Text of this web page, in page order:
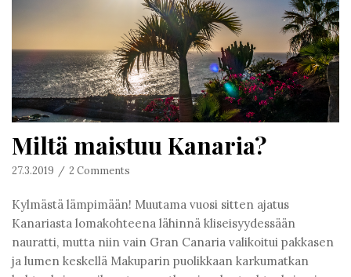
Miltä maistuu Kanaria?
27.3.2019 2 Comments
Kylmästä lämpimään! Muutama vuosi sitten ajatus
Kanariasta lomakohteena lähinnä kliseisyydessään
nauratti, mutta niin vain Gran Canaria valikoitui pakkasen
ja lumen keskellä Makuparin puolikkaan karkumatkan